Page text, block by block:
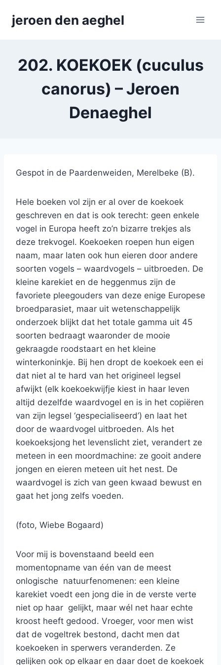
jeroen den aeghel
202. KOEKOEK (cuculus
canorus) – Jeroen
Denaeghel
Gespot in de Paardenweiden, Merelbeke (B).
Hele boeken vol zijn er al over de koekoek
geschreven en dat is ook terecht: geen enkele
vogel in Europa heeft zo’n bizarre trekjes als
deze trekvogel. Koekoeken roepen hun eigen
naam, maar laten ook hun eieren door andere
soorten vogels – waardvogels – uitbroeden. De
kleine karekiet en de heggenmus zijn de
favoriete pleegouders van deze enige Europese
broedparasiet, maar uit wetenschappelijk
onderzoek blijkt dat het totale gamma uit 45
soorten bedraagt waaronder de mooie
gekraagde roodstaart en het kleine
winterkoninkje. Bij hen dropt de koekoek een ei
dat niet al te hard van het origineel legsel
afwijkt (elk koekoekwijfje kiest in haar leven
altijd dezelfde waardvogel en is in het copiëren
van zijn legsel ‘gespecialiseerd’) en laat het
door de waardvogel uitbroeden. Als het
koekoeksjong het levenslicht ziet, verandert ze
meteen in een moordmachine: ze gooit andere
jongen en eieren meteen uit het nest. De
waardvogel is zich van geen kwaad bewust en
gaat het jong zelfs voeden.
(foto, Wiebe Bogaard)
Voor mij is bovenstaand beeld een
momentopname van één van de meest
onlogische natuurfenomenen: een kleine
karekiet voedt een jong die in de verste verte
niet op haar gelijkt, maar wél net haar echte
kroost heeft gedood. Vroeger, voor men wist
dat de vogeltrek bestond, dacht men dat
koekoeken in sperwers veranderden. Ze
gelijken ook op elkaar en daar doet de koekoek